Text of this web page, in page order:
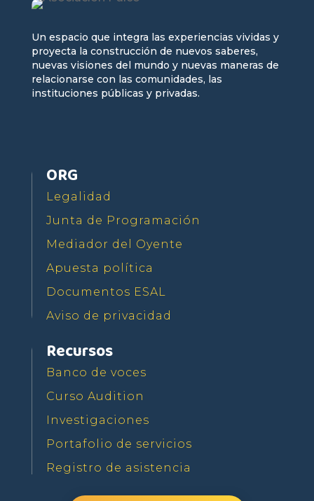
Un espacio que integra las experiencias vividas y
proyecta la construcción de nuevos saberes,
nuevas visiones del mundo y nuevas maneras de
relacionarse con las comunidades, las
instituciones públicas y privadas.
ORG
Legalidad
Junta de Programación
Mediador del Oyente
Apuesta política
Documentos ESAL
Aviso de privacidad
Recursos
Banco de voces
Curso Audition
Investigaciones
Portafolio de servicios
Registro de asistencia